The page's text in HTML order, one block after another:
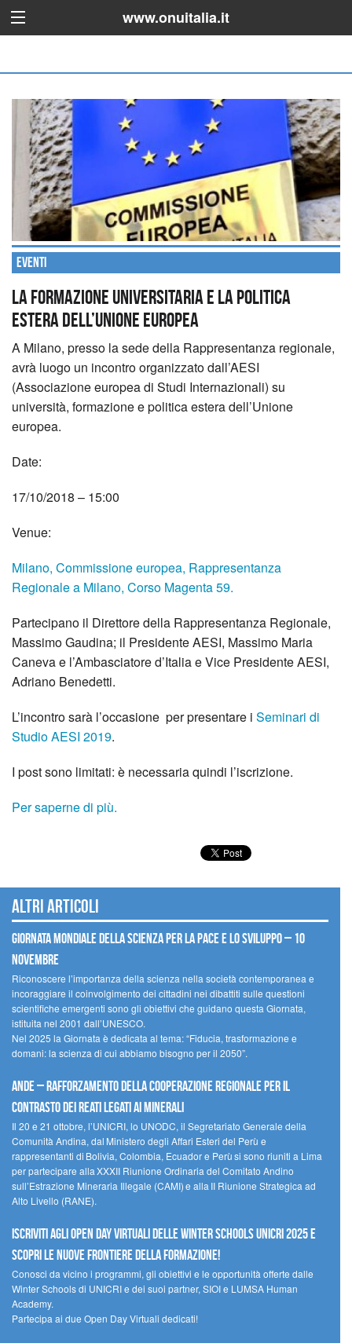
www.onuitalia.it
Eventi
La formazione universitaria e la politica
estera dell’Unione europea
A Milano, presso la sede della Rappresentanza regionale,
avrà luogo un incontro organizzato dall’AESI
(Associazione europea di Studi Internazionali) su
università, formazione e politica estera dell’Unione
europea.
Date:
17/10/2018 – 15:00
Venue:
Milano, Commissione europea, Rappresentanza
Regionale a Milano, Corso Magenta 59.
Partecipano il Direttore della Rappresentanza Regionale,
Massimo Gaudina; il Presidente AESI, Massimo Maria
Caneva e l’Ambasciatore d’Italia e Vice Presidente AESI,
Adriano Benedetti.
L’incontro sarà l’occasione per presentare i Seminari di
Studio AESI 2019.
I post sono limitati: è necessaria quindi l’iscrizione.
Per saperne di più.
Altri articoli
Giornata mondiale della scienza per la pace e lo sviluppo – 10
novembre
Riconoscere l’importanza della scienza nella società contemporanea e
incoraggiare il coinvolgimento dei cittadini nei dibattiti sulle questioni
scientifiche emergenti sono gli obiettivi che guidano questa Giornata,
istituita nel 2001 dall’UNESCO.
Nel 2025 la Giornata è dedicata al tema: “Fiducia, trasformazione e
domani: la scienza di cui abbiamo bisogno per il 2050”.
Ande – Rafforzamento della cooperazione regionale per il
contrasto dei reati legati ai minerali
Il 20 e 21 ottobre, l’UNICRI, lo UNODC, il Segretariato Generale della
Comunità Andina, dal Ministero degli Affari Esteri del Perù e
rappresentanti di Bolivia, Colombia, Ecuador e Perù si sono riuniti a Lima
per partecipare alla XXXII Riunione Ordinaria del Comitato Andino
sull’Estrazione Mineraria Illegale (CAMI) e alla II Riunione Strategica ad
Alto Livello (RANE).
Iscriviti agli Open Day Virtuali delle Winter Schools UNICRI 2025 e
scopri le nuove frontiere della formazione!
Conosci da vicino i programmi, gli obiettivi e le opportunità offerte dalle
Winter Schools di UNICRI e dei suoi partner, SIOI e LUMSA Human
Academy.
Partecipa ai due Open Day Virtuali dedicati!